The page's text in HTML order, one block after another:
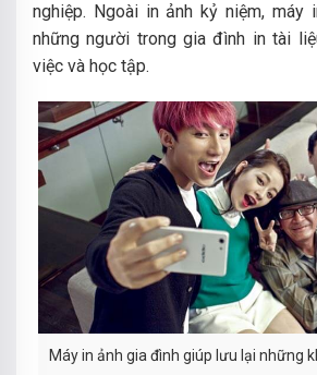
nghiệp. Ngoài in ảnh kỷ niệm, máy
những người trong gia đình in tài
việc và học tập.
Máy in ảnh gia đình giúp lưu lại những